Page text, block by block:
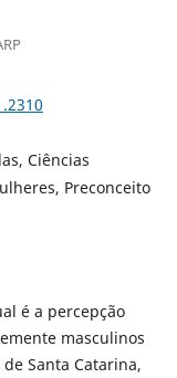
Ciências
Preconceito
é a percepção
masculinos
Santa Catarina,